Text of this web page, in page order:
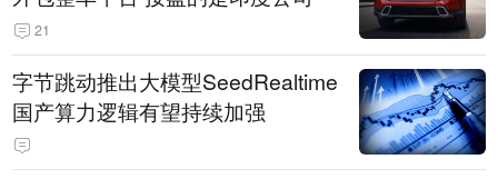
21
字节跳动推出大模型SeedRealtime
国产算力逻辑有望持续加强